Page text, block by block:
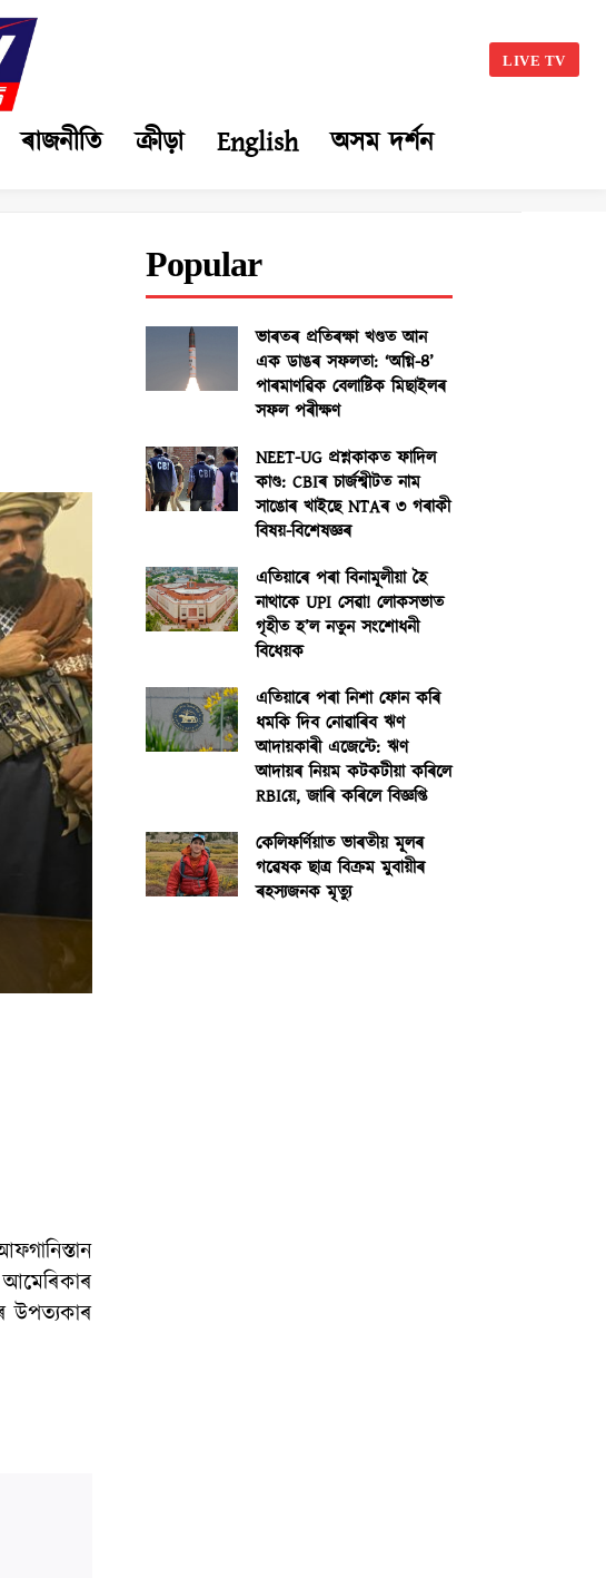
LIVE TV
ৰাজনীতি ক্ৰীড়া English অসম দৰ্শন
উপত্যকাৰ
Popular
ভাৰতৰ প্ৰতিৰক্ষা খণ্ডত আন
এক ডাঙৰ সফলতা: ‘অগ্নি-৪’
পাৰমাণৱিক বেলাষ্টিক মিছাইলৰ
সফল পৰীক্ষণ
NEET-UG প্ৰশ্নকাকত ফাদিল
কাণ্ড: CBIৰ চাৰ্জশ্বীটত নাম
সাঙোৰ খাইছে NTAৰ ৩ গৰাকী
বিষয়-বিশেষজ্ঞৰ
এতিয়াৰে পৰা বিনামূলীয়া হৈ
নাথাকে UPI সেৱা! লোকসভাত
গৃহীত হ’ল নতুন সংশোধনী
বিধেয়ক
এতিয়াৰে পৰা নিশা ফোন কৰি
ধমকি দিব নোৱাৰিব ঋণ
আদায়কাৰী এজেন্টে: ঋণ
আদায়ৰ নিয়ম কটকটীয়া কৰিলে
RBIয়ে, জাৰি কৰিলে বিজ্ঞপ্তি
কেলিফৰ্ণিয়াত ভাৰতীয় মূলৰ
গৱেষক ছাত্ৰ বিক্ৰম মুবায়ীৰ
ৰহস্যজনক মৃত্যু